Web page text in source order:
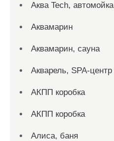
Аква Tech, автомойка
Аквамарин
Аквамарин, сауна
Акварель, SPA-центр
АКПП коробка
АКПП коробка
Алиса, баня